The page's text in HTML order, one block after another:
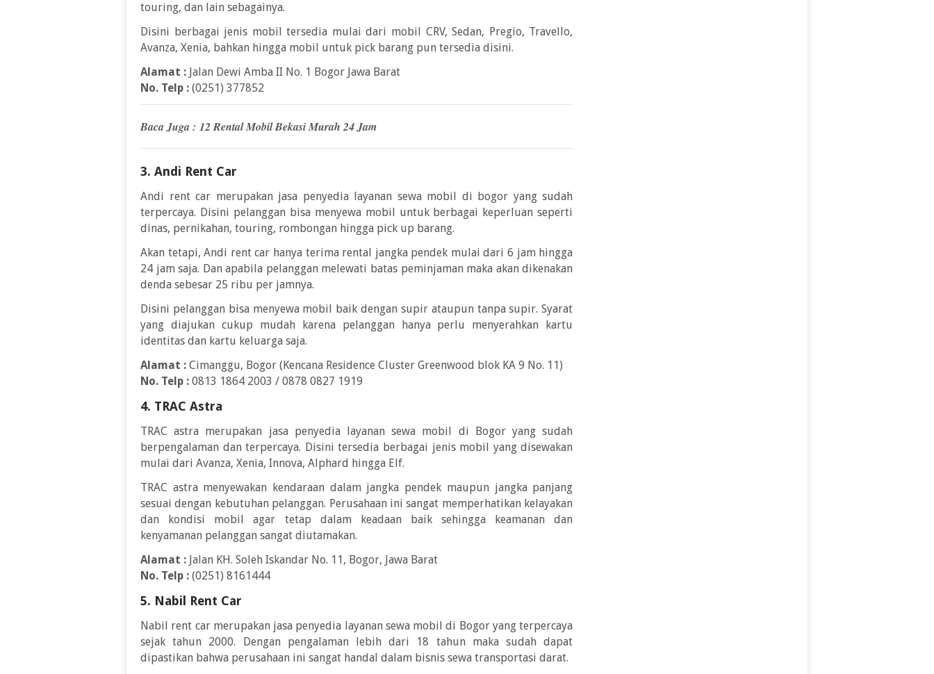
touring, dan lain sebagainya.
Disini berbagai jenis mobil tersedia mulai dari mobil CRV, Sedan, Pregio, Travello,
Avanza, Xenia, bahkan hingga mobil untuk pick barang pun tersedia disini.
Alamat : Jalan Dewi Amba II No. 1 Bogor Jawa Barat
No. Telp : (0251) 377852
Baca Juga : 12 Rental Mobil Bekasi Murah 24 Jam
3. Andi Rent Car
Andi rent car merupakan jasa penyedia layanan sewa mobil di bogor yang sudah
terpercaya. Disini pelanggan bisa menyewa mobil untuk berbagai keperluan seperti
dinas, pernikahan, touring, rombongan hingga pick up barang.
Akan tetapi, Andi rent car hanya terima rental jangka pendek mulai dari 6 jam hingga
24 jam saja. Dan apabila pelanggan melewati batas peminjaman maka akan dikenakan
denda sebesar 25 ribu per jamnya.
Disini pelanggan bisa menyewa mobil baik dengan supir ataupun tanpa supir. Syarat
yang diajukan cukup mudah karena pelanggan hanya perlu menyerahkan kartu
identitas dan kartu keluarga saja.
Alamat : Cimanggu, Bogor (Kencana Residence Cluster Greenwood blok KA 9 No. 11)
No. Telp : 0813 1864 2003 / 0878 0827 1919
4. TRAC Astra
TRAC astra merupakan jasa penyedia layanan sewa mobil di Bogor yang sudah
berpengalaman dan terpercaya. Disini tersedia berbagai jenis mobil yang disewakan
mulai dari Avanza, Xenia, Innova, Alphard hingga Elf.
TRAC astra menyewakan kendaraan dalam jangka pendek maupun jangka panjang
sesuai dengan kebutuhan pelanggan. Perusahaan ini sangat memperhatikan kelayakan
dan kondisi mobil agar tetap dalam keadaan baik sehingga keamanan dan
kenyamanan pelanggan sangat diutamakan.
Alamat : Jalan KH. Soleh Iskandar No. 11, Bogor, Jawa Barat
No. Telp : (0251) 8161444
5. Nabil Rent Car
Nabil rent car merupakan jasa penyedia layanan sewa mobil di Bogor yang terpercaya
sejak tahun 2000. Dengan pengalaman lebih dari 18 tahun maka sudah dapat
dipastikan bahwa perusahaan ini sangat handal dalam bisnis sewa transportasi darat.